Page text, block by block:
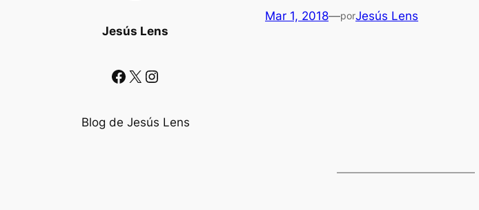
Jesús Lens
Facebook X Instagram
Blog de Jesús Lens
Mar 1, 2018—porJesús Lens